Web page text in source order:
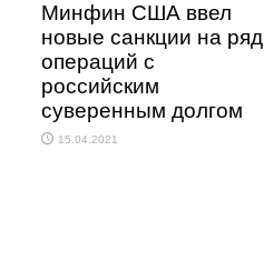
Минфин США ввел
новые санкции на ряд
операций с
российским
суверенным долгом
15.04.2021